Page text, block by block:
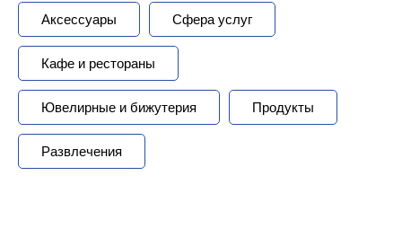
Аксессуары Сфера услуг
Кафе и рестораны
Ювелирные и бижутерия Продукты
Развлечения